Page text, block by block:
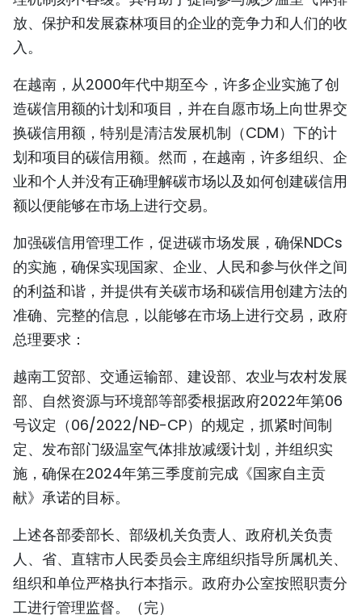
РУССКИЙ
放、保护和发展森林项目的企业的竞争力和人们的收
入。
在越南，从2000年代中期至今，许多企业实施了创
造碳信用额的计划和项目，并在自愿市场上向世界交
换碳信用额，特别是清洁发展机制（CDM）下的计
划和项目的碳信用额。然而，在越南，许多组织、企
业和个人并没有正确理解碳市场以及如何创建碳信用
额以便能够在市场上进行交易。
加强碳信用管理工作，促进碳市场发展，确保NDCs
的实施，确保实现国家、企业、人民和参与伙伴之间
的利益和谐，并提供有关碳市场和碳信用创建方法的
准确、完整的信息，以能够在市场上进行交易，政府
总理要求：
越南工贸部、交通运输部、建设部、农业与农村发展
部、自然资源与环境部等部委根据政府2022年第06
号议定（06/2022/NĐ-CP）的规定，抓紧时间制
定、发布部门级温室气体排放减缓计划，并组织实
施，确保在2024年第三季度前完成《国家自主贡
献》承诺的目标。
上述各部委部长、部级机关负责人、政府机关负责
人、省、直辖市人民委员会主席组织指导所属机关、
组织和单位严格执行本指示。政府办公室按照职责分
工进行管理监督。（完）